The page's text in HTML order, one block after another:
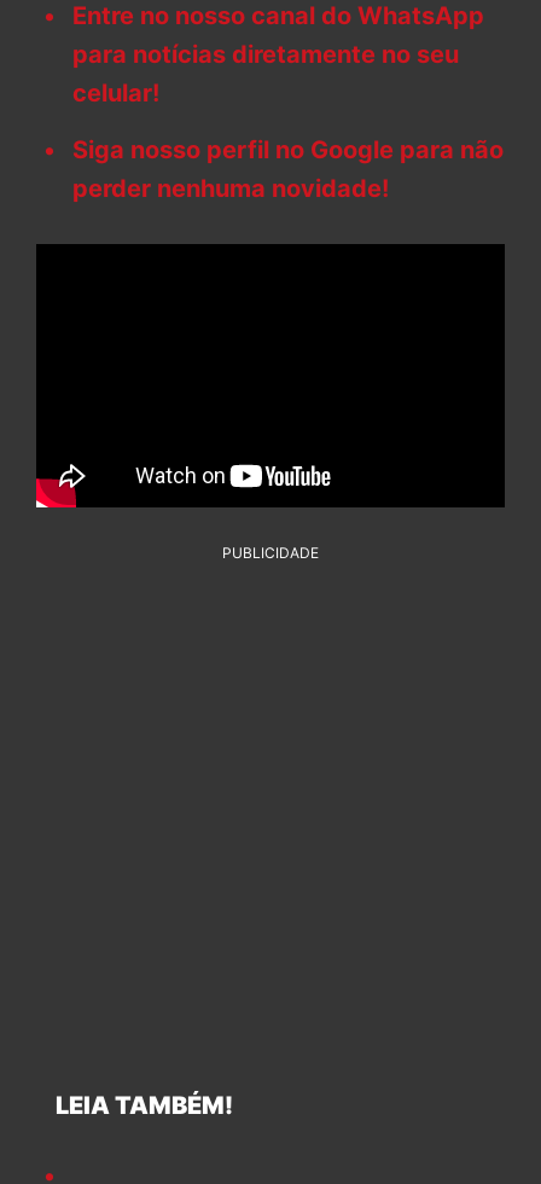
Entre no nosso canal do WhatsApp
para notícias diretamente no seu
celular!
Siga nosso perfil no Google para não
perder nenhuma novidade!
PUBLICIDADE
LEIA TAMBÉM!